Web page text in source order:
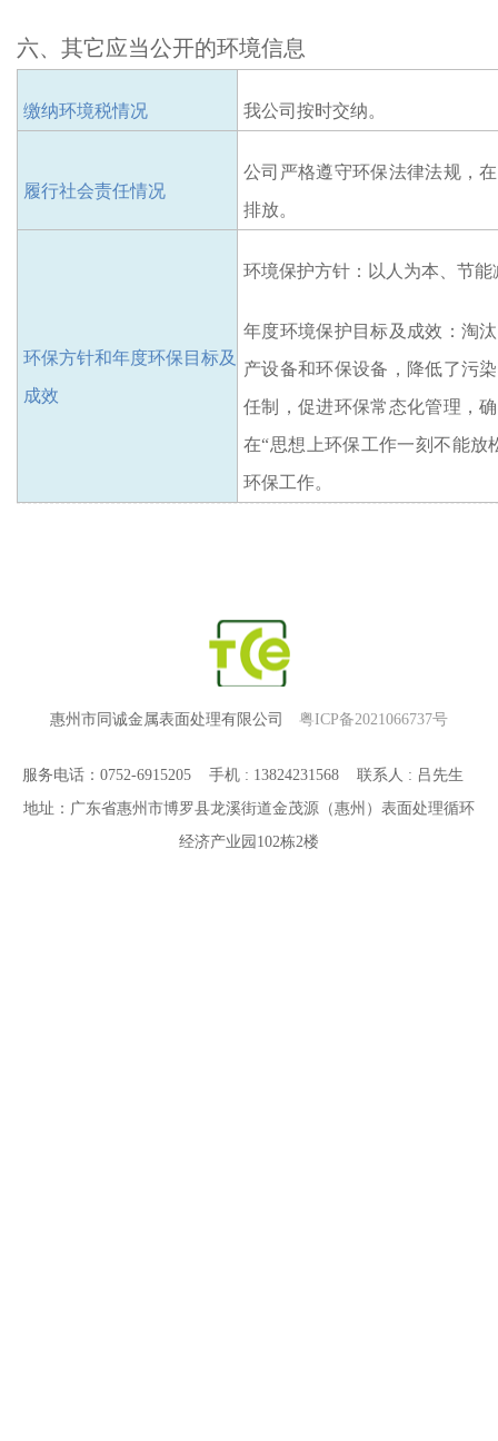
六、 其它应当公开的环境信息
缴纳环境税情况 我公司 按时交纳。
履行社会责任情况
公司严格遵守环保法律法规，在
排放。
环保方针和年度环保目标及
成效
环境保护方针： 以人为本、节
年度环境保护目标及成效： 淘
产设备和环保设备 ， 降低了污
任制，促进环保常态化管理，
在“思想上环保工作一刻不能放
环保工作。
惠州市同诚金属表面处理有限公司 粤ICP备2021066737号
服务电话：0752-6915205 手机 : 13824231568 联系人 : 吕先生
地址：广东省惠州市博罗县龙溪街道金茂源（惠州）表面处理循环
经济产业园102栋2楼